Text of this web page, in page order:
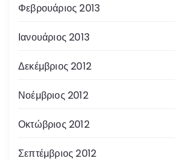
Φεβρουάριος 2013
Ιανουάριος 2013
Δεκέμβριος 2012
Νοέμβριος 2012
Οκτώβριος 2012
Σεπτέμβριος 2012